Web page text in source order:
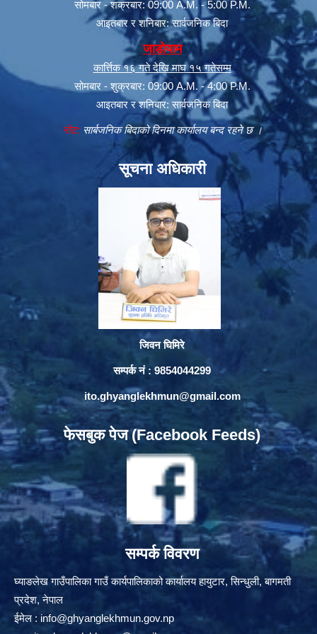
सोमबार - शक्रबार: 09:00 A.M. - 5:00 P.M.
आइतबार र शनिबार: सार्वजनिक बिदा
जाडोयाम
कार्त्तिक १६ गते देखि माघ १५ गतेसम्म
सोमबार - शुक्रबार: 09:00 A.M. - 4:00 P.M.
आइतबार र शनिबार: सार्वजनिक बिदा
नोट:सार्बजनिक बिदाको दिनमा कार्यालय बन्द रहने छ ।
सूचना अधिकारी
जिवन घिमिरे
सम्पर्क नं : 9854044299
ito.ghyanglekhmun@gmail.com
फेसबुक पेज (Facebook Feeds)
सम्पर्क विवरण
घ्याङलेख गाउँपालिका गाउँ कार्यपालिकाको कार्यालय हायुटार, सिन्धुली, बागमती
प्रदेश, नेपाल
ईमेल : info@ghyanglekhmun.gov.np